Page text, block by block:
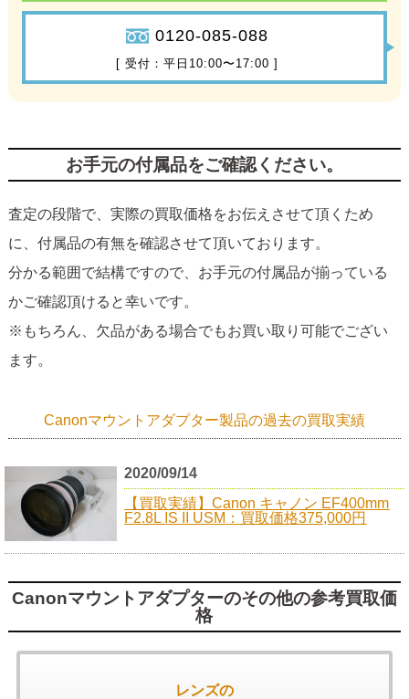
0120-085-088
[ 受付：平日10:00〜17:00 ]
お手元の付属品をご確認ください。
査定の段階で、実際の買取価格をお伝えさせて頂くため
に、付属品の有無を確認させて頂いております。
分かる範囲で結構ですので、お手元の付属品が揃っている
かご確認頂けると幸いです。
※もちろん、欠品がある場合でもお買い取り可能でござい
ます。
Canonマウントアダプター製品の過去の買取実績
2020/09/14
【買取実績】Canon キャノン EF400mm
F2.8L IS II USM：買取価格375,000円
Canonマウントアダプターのその他の参考買取価
格
レンズの